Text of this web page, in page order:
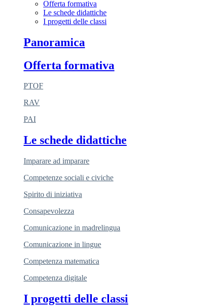
Offerta formativa
Le schede didattiche
I progetti delle classi
Panoramica
Offerta formativa
PTOF
RAV
PAI
Le schede didattiche
Imparare ad imparare
Competenze sociali e civiche
Spirito di iniziativa
Consapevolezza
Comunicazione in madrelingua
Comunicazione in lingue
Competenza matematica
Competenza digitale
I progetti delle classi